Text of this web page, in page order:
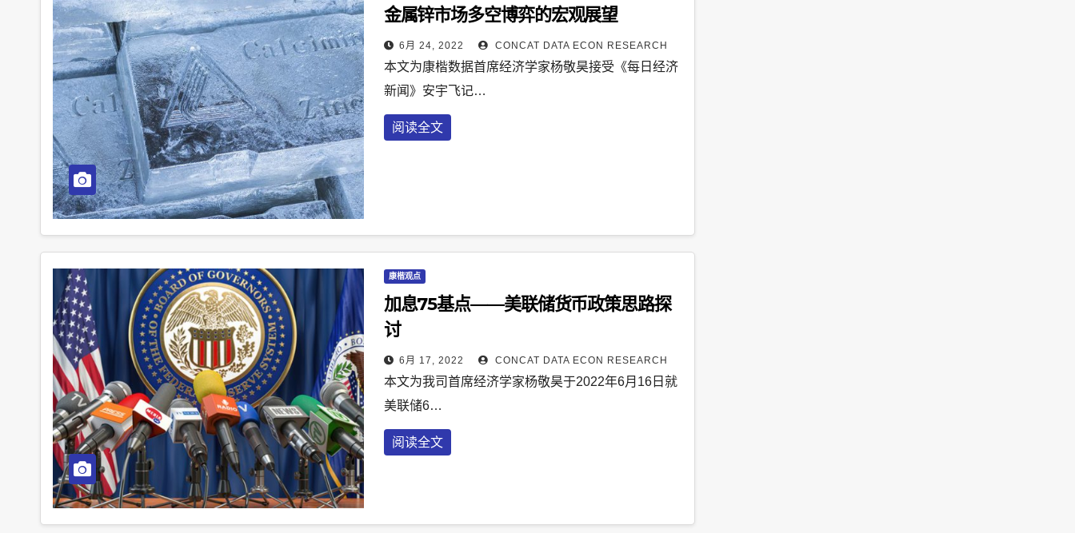
金属锌市场多空博弈的宏观展望
6月 24, 2022 CONCAT DATA ECON RESEARCH
本文为康楷数据首席经济学家杨敬昊接受《每日经济
新闻》安宇飞记…
阅读全文
康楷观点
加息75基点——美联储货币政策思路探
讨
6月 17, 2022 CONCAT DATA ECON RESEARCH
本文为我司首席经济学家杨敬昊于2022年6月16日就
美联储6…
阅读全文